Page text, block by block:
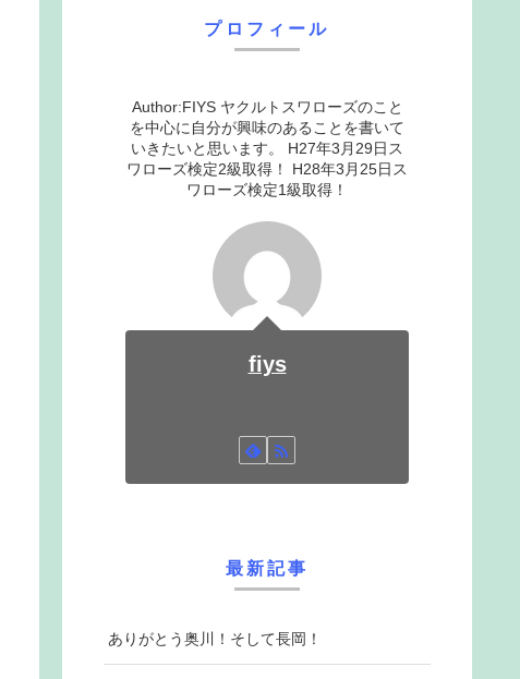
プロフィール
Author:FIYS ヤクルトスワローズのこと
を中心に自分が興味のあることを書いて
いきたいと思います。 H27年3月29日ス
ワローズ検定2級取得！ H28年3月25日ス
ワローズ検定1級取得！
fiys
最新記事
ありがとう奥川！そして長岡！